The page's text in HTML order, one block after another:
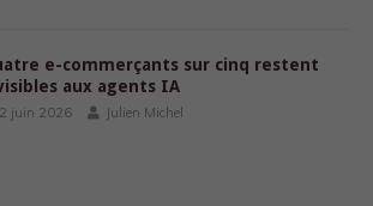
e-commerçants sur cinq restent
aux agents IA
2 juin 2026 Julien Michel